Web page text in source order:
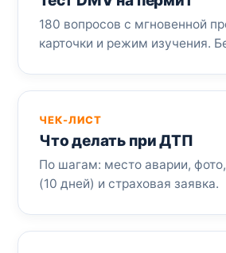
180 вопросов с мгновенной
карточки и режим изучения.
ЧЕК-ЛИСТ
Что делать при ДТП
По шагам: место аварии,
(10 дней) и страховая заявка.